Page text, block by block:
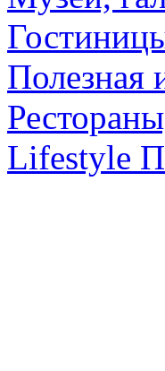
Полезная
Lifestyle